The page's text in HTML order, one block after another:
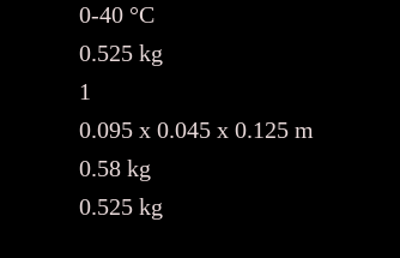
0-40 °C
0.525 kg
1
0.095 x 0.045 x 0.125 m
0.58 kg
0.525 kg